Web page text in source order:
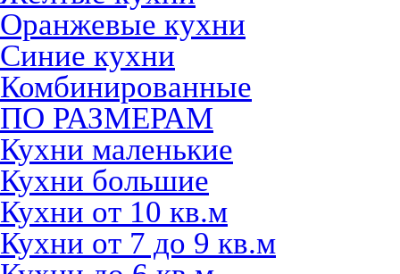
Оранжевые кухни
Синие кухни
Комбинированные
ПО РАЗМЕРАМ
Кухни маленькие
Кухни большие
Кухни от 10 кв.м
Кухни от 7 до 9 кв.м